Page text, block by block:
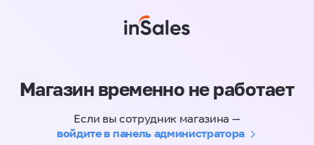
Магазин временно не работает
Если вы сотрудник магазина —
войдите в панель администратора